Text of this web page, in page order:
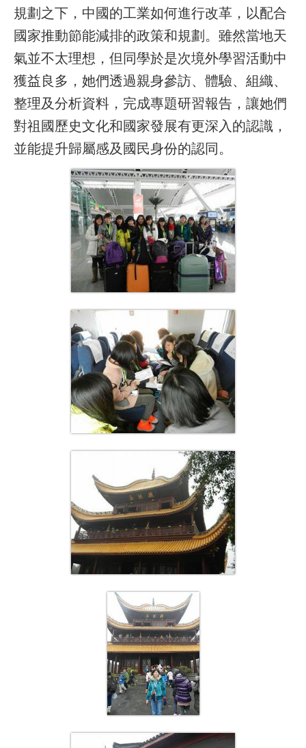
規劃之下，中國的工業如何進行改革，以配合
國家推動節能減排的政策和規劃。雖然當地天
氣並不太理想，但同學於是次境外學習活動中
獲益良多，她們透過親身參訪、體驗、組織、
整理及分析資料，完成專題研習報告，讓她們
對祖國歷史文化和國家發展有更深入的認識，
並能提升歸屬感及國民身份的認同。